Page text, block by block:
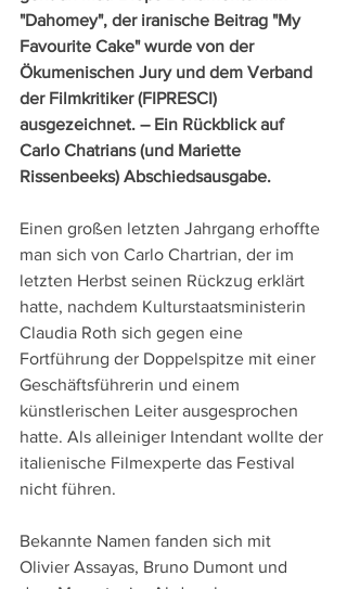
"Dahomey", der iranische Beitrag "My
Favourite Cake" wurde von der
Ökumenischen Jury und dem Verband
der Filmkritiker (FIPRESCI)
ausgezeichnet. – Ein Rückblick auf
Carlo Chatrians (und Mariette
Rissenbeeks) Abschiedsausgabe.
Einen großen letzten Jahrgang erhoffte
man sich von Carlo Chartrian, der im
letzten Herbst seinen Rückzug erklärt
hatte, nachdem Kulturstaatsministerin
Claudia Roth sich gegen eine
Fortführung der Doppelspitze mit einer
Geschäftsführerin und einem
künstlerischen Leiter ausgesprochen
hatte. Als alleiniger Intendant wollte der
italienische Filmexperte das Festival
nicht führen.
Bekannte Namen fanden sich mit
Olivier Assayas, Bruno Dumont und